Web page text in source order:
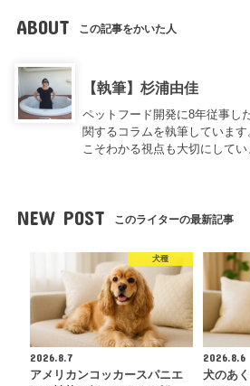
ABOUT この記事をかいた人
【執筆】杉浦由佳
ペットフード開発に8年従事し
関するコラムを執筆していま
こそわかる視点も大切にしてい
NEW POST このライターの最新記事
犬種
2026.8.7
アメリカンコッカースパニエ
2026.8.6
犬のあ